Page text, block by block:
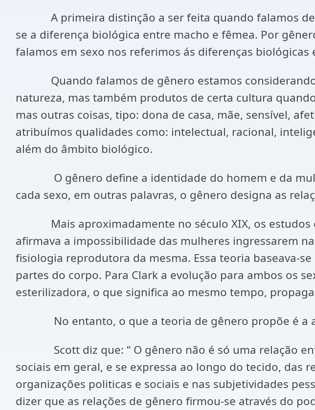
A primeira distinção a ser feita quando falamos de
se a diferença biológica entre macho e fêmea. Por
falamos em sexo nos referimos ás diferenças
Quando falamos de gênero estamos considerando
natureza, mas também produtos de certa cultura
mas outras coisas, tipo: dona de casa, mãe, sensível,
atribuímos qualidades como: intelectual, racional,
além do âmbito biológico.
O gênero define a identidade do homem e da
cada sexo, em outras palavras, o gênero designa as
Mais aproximadamente no século XIX, os estudos
afirmava a impossibilidade das mulheres ingressarem
fisiologia reprodutora da mesma. Essa teoria baseava-
partes do corpo. Para Clark a evolução para ambos os
esterilizadora, o que significa ao mesmo tempo,
No entanto, o que a teoria de gênero propõe é a
Scott diz que: “ O gênero não é só uma relação
sociais em geral, e se expressa ao longo do tecido, das
organizações politicas e sociais e nas subjetividades
dizer que as relações de gênero firmou-se através do